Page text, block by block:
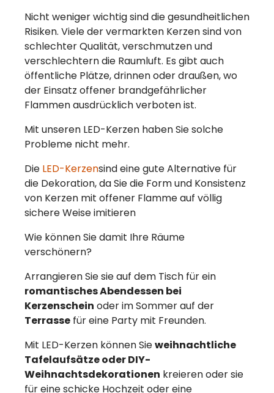
Nicht weniger wichtig sind die gesundheitlichen
Risiken. Viele der vermarkten Kerzen sind von
schlechter Qualität, verschmutzen und
verschlechtern die Raumluft. Es gibt auch
öffentliche Plätze, drinnen oder draußen, wo
der Einsatz offener brandgefährlicher
Flammen ausdrücklich verboten ist.
Mit unseren LED-Kerzen haben Sie solche
Probleme nicht mehr.
Die LED-Kerzensind eine gute Alternative für
die Dekoration, da Sie die Form und Konsistenz
von Kerzen mit offener Flamme auf völlig
sichere Weise imitieren
Wie können Sie damit Ihre Räume
verschönern?
Arrangieren Sie sie auf dem Tisch für ein
romantisches Abendessen bei
Kerzenschein oder im Sommer auf der
Terrasse für eine Party mit Freunden.
Mit LED-Kerzen können Sieweihnachtliche
Tafelaufsätze oder DIY-
Weihnachtsdekorationen kreieren oder sie
für eine schicke Hochzeit oder eine